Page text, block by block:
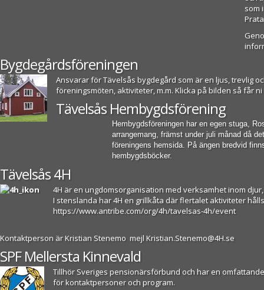
som
Bygdegårdsföreningen
Ansvarar för Tävelsås bygdegård som är en ljus, trevlig
föreningsmöten, aktiviteter, m.m. Klicka på bilden så får
Tävelsås Hembygdsförening
Hembygdsföreningen har en egen stuga,
arrangemang, främst under juli månad då
föreningens hemsida. På ängen bredvid
hembygdsböcker.
Tävelsås 4H
4H är en ungdomsorganisation med verksamhet inom
I stenslanda har 4H en grillkåta där flertalet aktiviteter
https://www.antribe.com/org/4h/tavelsas-4h/event
Kontaktperson är Kristian Stenemo mejl Kristian.Stenemo@4H.se
SPF Mellersta Kinnevald
Tillhör Sveriges pensionärsförbund och har en
för kontaktpersoner och program.